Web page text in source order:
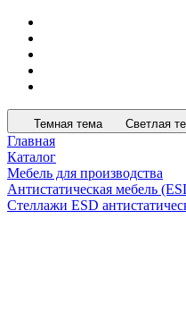
Темная тема Светлая
Главная
Каталог
Мебель для производства
Антистатическая мебель
Стеллажи ESD